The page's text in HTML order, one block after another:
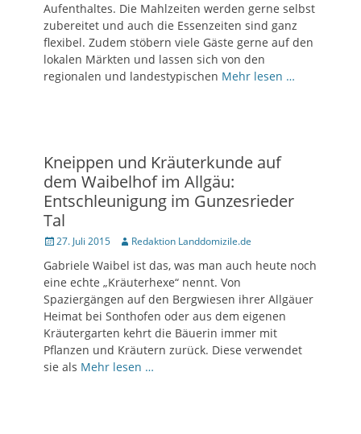
Aufenthaltes. Die Mahlzeiten werden gerne selbst
zubereitet und auch die Essenzeiten sind ganz
flexibel. Zudem stöbern viele Gäste gerne auf den
lokalen Märkten und lassen sich von den
regionalen und landestypischen Mehr lesen …
Kneippen und Kräuterkunde auf
dem Waibelhof im Allgäu:
Entschleunigung im Gunzesrieder
Tal
Posted
27. Juli 2015 Author
Redaktion Landdomizile.de
Gabriele Waibel ist das, was man auch heute noch
eine echte „Kräuterhexe“ nennt. Von
Spaziergängen auf den Bergwiesen ihrer Allgäuer
Heimat bei Sonthofen oder aus dem eigenen
Kräutergarten kehrt die Bäuerin immer mit
Pflanzen und Kräutern zurück. Diese verwendet
sie als Mehr lesen …